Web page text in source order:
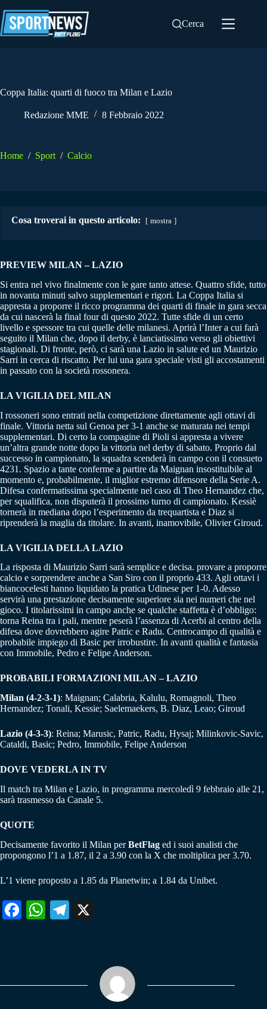
al
contenuto
Cerca
Coppa Italia: quarti di fuoco tra Milan e Lazio
Redazione MME 8 Febbraio 2022
Home / Sport / Calcio
Cosa troverai in questo articolo: mostra
PREVIEW MILAN – LAZIO
Si entra nel vivo finalmente con le gare tanto attese. Quattro sfide, tutto
in novanta minuti salvo supplementari e rigori. La Coppa Italia si
appresta a proporre il ricco programma dei quarti di finale in gara secca
da cui nascerà la final four di questo 2022. Tutte sfide di un certo
livello e spessore tra cui quelle delle milanesi. Aprirà l’Inter a cui farà
seguito il Milan che, dopo il derby, è lanciatissimo verso gli obiettivi
stagionali. Di fronte, però, ci sarà una Lazio in salute ed un Maurizio
Sarri in cerca di riscatto. Per lui una gara speciale visti gli accostamenti
in passato con la società rossonera.
LA VIGILIA DEL MILAN
I rossoneri sono entrati nella competizione direttamente agli ottavi di
finale. Vittoria netta sul Genoa per 3-1 anche se maturata nei tempi
supplementari. Di certo la compagine di Pioli si appresta a vivere
un’altra grande notte dopo la vittoria nel derby di sabato. Proprio dal
successo in campionato, la squadra scenderà in campo con il consueto
4231. Spazio a tante conferme a partire da Maignan insostituibile al
momento e, probabilmente, il miglior estremo difensore della Serie A.
Difesa confermatissima specialmente nel caso di Theo Hernandez che,
per squalifica, non disputerà il prossimo turno di campionato. Kessiè
tornerà in mediana dopo l’esperimento da trequartista e Diaz si
riprenderà la maglia da titolare. In avanti, inamovibile, Olivier Giroud.
LA VIGILIA DELLA LAZIO
La risposta di Maurizio Sarri sarà semplice e decisa. provare a proporre
calcio e sorprendere anche a San Siro con il proprio 433. Agli ottavi i
biancocelesti hanno liquidato la pratica Udinese per 1-0. Adesso
servirà una prestazione decisamente superiore sia nei numeri che nel
gioco. I titolarissimi in campo anche se qualche staffetta è d’obbligo:
torna Reina tra i pali, mentre peserà l’assenza di Acerbi al centro della
difesa dove dovrebbero agire Patric e Radu. Centrocampo di qualità e
probabile impiego di Basic per irrobustire. In avanti qualità e fantasia
con Immobile, Pedro e Felipe Anderson.
PROBABILI FORMAZIONI MILAN – LAZIO
Milan (4-2-3-1): Maignan; Calabria, Kalulu, Romagnoli, Theo
Hernandez; Tonali, Kessie; Saelemaekers, B. Diaz, Leao; Giroud
Lazio (4-3-3): Reina; Marusic, Patric, Radu, Hysaj; Milinkovic-Savic,
Cataldi, Basic; Pedro, Immobile, Felipe Anderson
DOVE VEDERLA IN TV
Il match tra Milan e Lazio, in programma mercoledì 9 febbraio alle 21,
sarà trasmesso da Canale 5.
QUOTE
Decisamente favorito il Milan perBetFlag ed i suoi analisti che
propongono l’1 a 1.87, il 2 a 3.90 con la X che moltiplica per 3.70.
L’1 viene proposto a 1.85 da Planetwin; a 1.84 da Unibet.
Fa W
pp
Te
m